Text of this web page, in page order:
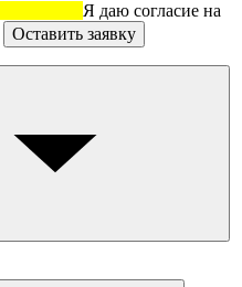
Я даю согласие на
Оставить заявку